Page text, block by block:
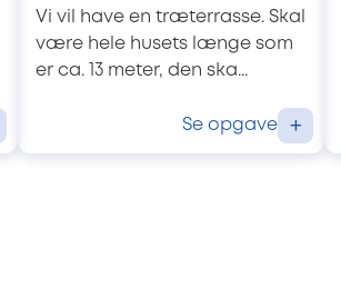
Vi vil have en træterrasse. Skal
være hele husets længe som
er ca. 13 meter, den ska...
Se opgave +